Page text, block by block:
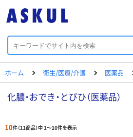
ホーム 衛生/医療/介護 医薬品
化膿・おでき・とびひ（医薬品）
10件（11商品）中 1～10件を表示